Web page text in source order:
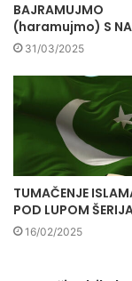
BAJRAMUJMO
(haramujmo) S
31/03/2025
TUMAČENJE
POD LUPOM
16/02/2025